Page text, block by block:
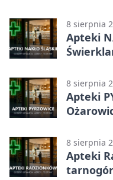
8 sierpnia
Apteki
8 sierpnia
Apteki
8 sierpnia
Apteki